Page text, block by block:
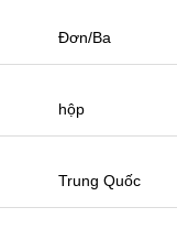
Đơn/Ba
hộp
Trung Quốc